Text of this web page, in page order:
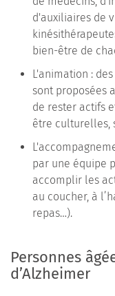
d'auxiliaires de
bien-être de
L'animation :
sont proposées
de rester actifs
être culturelles,
par une équipe
accomplir les
au coucher, à
repas…).
Personnes
d’Alzheimer